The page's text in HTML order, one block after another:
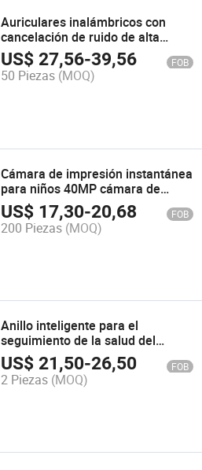
Auriculares inalámbricos con
cancelación de ruido de alta
calidad PRO2 que soportan modo
de cambio automático
US$27,56-39,56 FOB
50 Piezas (MOQ)
Cámara de impresión instantánea
para niños 40MP cámara de
video digital sin tinta
US$ 17,30-20,68 FOB
200 Piezas (MOQ)
Anillo inteligente para el
seguimiento de la salud del
sueño con baterías de larga
duración para mujeres y hombres
US$21,50-26,50 FOB
2 Piezas (MOQ)